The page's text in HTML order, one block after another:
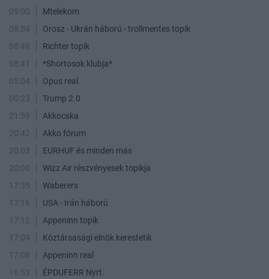
09:00
Mtelekom
08:59
Orosz - Ukrán háború - trollmentes topik
08:49
Richter topik
08:41
*Shortosok klubja*
05:04
Opus real.
00:23
Trump 2.0
21:59
Akkocska
20:42
Akko fórum
20:03
EURHUF és minden más
20:00
Wizz Air részvényesek topikja
17:35
Waberers
17:16
USA - Irán háború
17:12
Appeninn topik
17:09
Köztársasági elnök kerestetik
17:08
Appeninn real
16:53
ÉPDUFERR Nyrt.